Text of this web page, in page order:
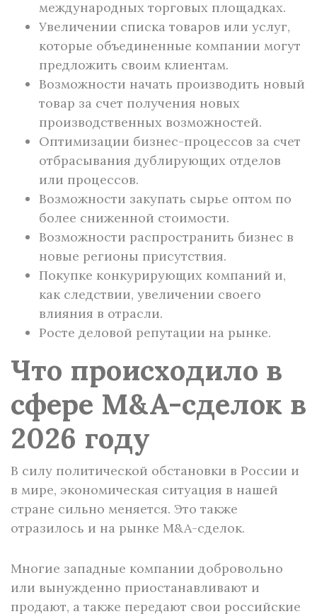
международных торговых площадках.
Увеличении списка товаров или услуг,
которые объединенные компании могут
предложить своим клиентам.
Возможности начать производить новый
товар за счет получения новых
производственных возможностей.
Оптимизации бизнес-процессов за счет
отбрасывания дублирующих отделов
или процессов.
Возможности закупать сырье оптом по
более сниженной стоимости.
Возможности распространить бизнес в
новые регионы присутствия.
Покупке конкурирующих компаний и,
как следствии, увеличении своего
влияния в отрасли.
Росте деловой репутации на рынке.
Что происходило в
сфере M&A-сделок в
2026 году
В силу политической обстановки в России и
в мире, экономическая ситуация в нашей
стране сильно меняется. Это также
отразилось и на рынке M&A-сделок.
Многие западные компании добровольно
или вынужденно приостанавливают и
продают, а также передают свои российские